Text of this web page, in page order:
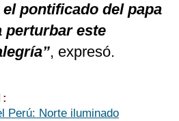
pontificado del papa
perturbar este
, expresó.
Perú: Norte iluminado